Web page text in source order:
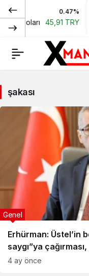
0.47%
Doları 45,91 TRY
şakası
Erhürman: Üstel’in
saygı”ya
Genel
4 ay önce